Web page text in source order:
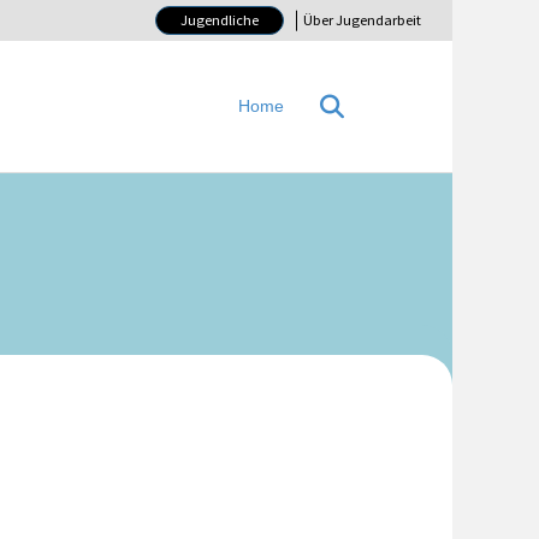
Jugendliche Über Jugendarbeit
Home